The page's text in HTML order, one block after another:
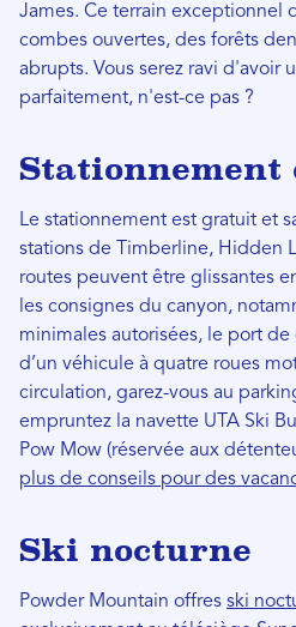
James. Ce terrain exceptionnel
combes ouvertes, des forêts
abrupts. Vous serez ravi d'avoir
parfaitement, n'est-ce pas ?
Le stationnement est gratuit et
stations de Timberline, Hidden
routes peuvent être glissantes
les consignes du canyon,
minimales autorisées, le port de
d’un véhicule à quatre roues
circulation, garez-vous au
empruntez la navette UTA Ski
Pow Mow (réservée aux
plus de conseils pour des
Ski nocturne
Powder Mountain offres ski